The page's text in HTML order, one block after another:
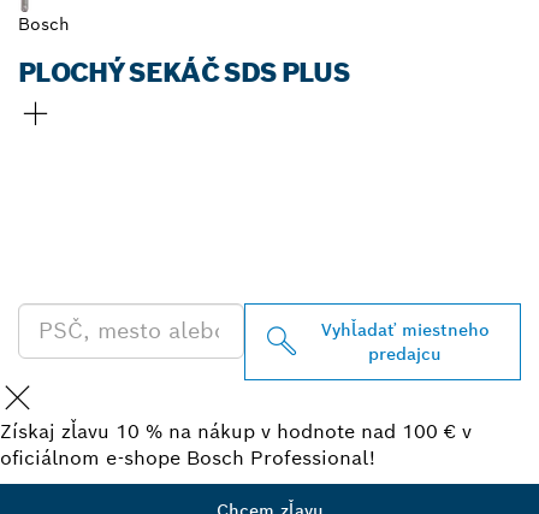
Bosch
PLOCHÝ SEKÁČ SDS PLUS
Vyhľadať miestneho
predajcu
Získaj zľavu 10 % na nákup v hodnote nad 100 € v
oficiálnom e-shope Bosch Professional!